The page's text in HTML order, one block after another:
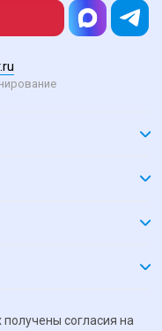
согласия на